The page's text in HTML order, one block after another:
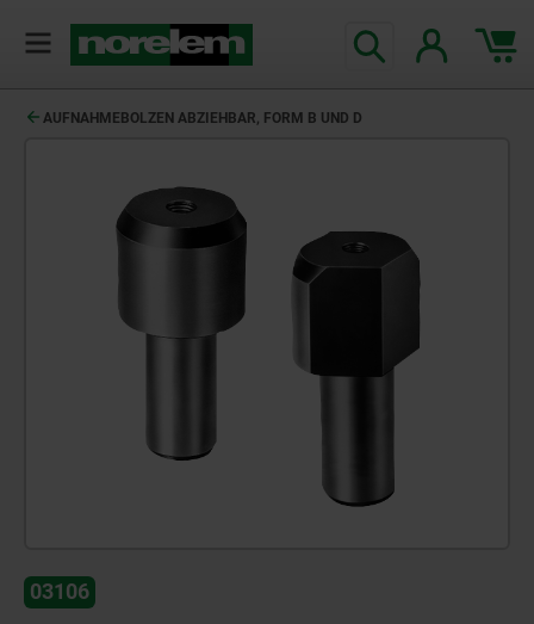
AUFNAHMEBOLZEN ABZIEHBAR, FORM B UND D
03106